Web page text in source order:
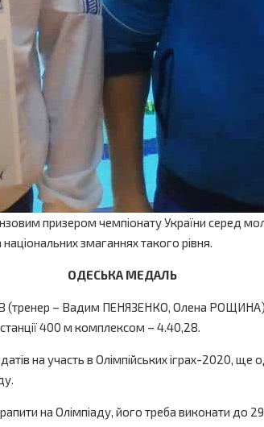
призером чемпіонату України серед
змаганнях такого рівня.
ОДЕСЬКА МЕДАЛЬ
(тренер – Вадим ПЕНЯЗЕНКО, Олена РОЩИНА)
400 м комплексом – 4.40,28.
на участь в Олімпійських іграх-
на Олімпіаду, його треба виконати до